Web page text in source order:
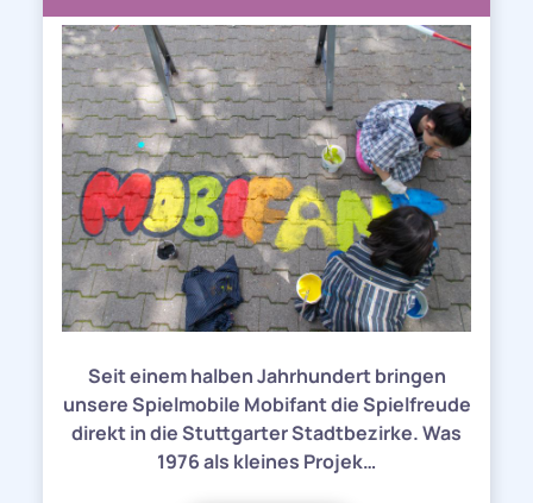
Seit einem halben Jahrhundert bringen
unsere Spielmobile Mobifant die Spielfreude
direkt in die Stuttgarter Stadtbezirke. Was
1976 als kleines Projek…